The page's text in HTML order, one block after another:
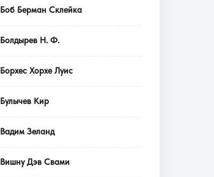
Боб Берман Склейка
Болдырев Н. Ф.
Борхес Хорхе Луис
Булычев Кир
Вадим Зеланд
Вишну Дэв Свами